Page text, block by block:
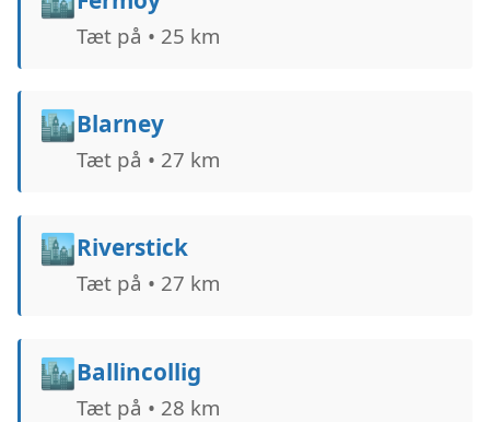
Tæt på • 25 km
🏙️Blarney
Tæt på • 27 km
🏙️Riverstick
Tæt på • 27 km
🏙️Ballincollig
Tæt på • 28 km